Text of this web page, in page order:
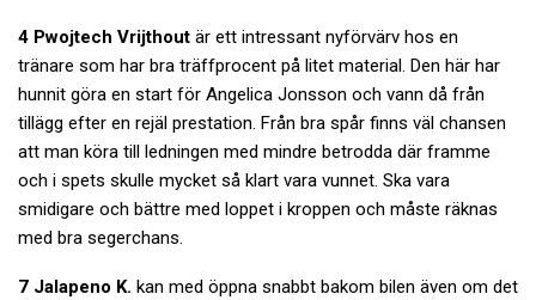
4 Pwojtech Vrijthout är ett intressant nyförvärv hos en
tränare som har bra träffprocent på litet material. Den här har
hunnit göra en start för Angelica Jonsson och vann då från
tillägg efter en rejäl prestation. Från bra spår finns väl chansen
att man köra till ledningen med mindre betrodda där framme
och i spets skulle mycket så klart vara vunnet. Ska vara
smidigare och bättre med loppet i kroppen och måste räknas
med bra segerchans.
7 Jalapeno K. kan med öppna snabbt bakom bilen även om det